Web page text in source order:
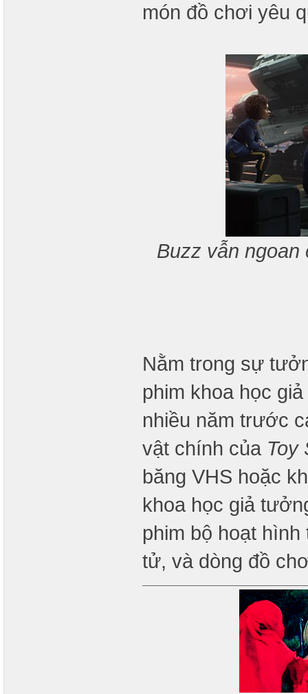
món đồ chơi yêu
Buzz vẫn ngoan
Nằm trong sự
phim khoa học
nhiều năm trước
vật chính của Toy
băng VHS hoặc
khoa học giả
phim bộ hoạt
tử, và dòng đồ